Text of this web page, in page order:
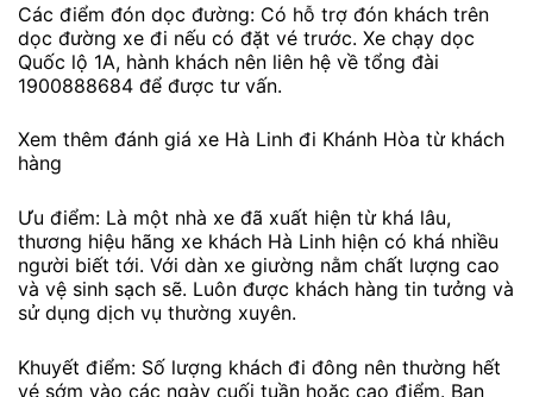
Các điểm đón dọc đường: Có hỗ trợ đón khách trên
dọc đường xe đi nếu có đặt vé trước. Xe chạy dọc
Quốc lộ 1A, hành khách nên liên hệ về tổng đài
1900888684 để được tư vấn.
Xem thêm đánh giá xe Hà Linh đi Khánh Hòa từ khách
hàng
Ưu điểm: Là một nhà xe đã xuất hiện từ khá lâu,
thương hiệu hãng xe khách Hà Linh hiện có khá nhiều
người biết tới. Với dàn xe giường nằm chất lượng cao
và vệ sinh sạch sẽ. Luôn được khách hàng tin tưởng và
sử dụng dịch vụ thường xuyên.
Khuyết điểm: Số lượng khách đi đông nên thường hết
vé sớm vào các ngày cuối tuần hoặc cao điểm. Bạn